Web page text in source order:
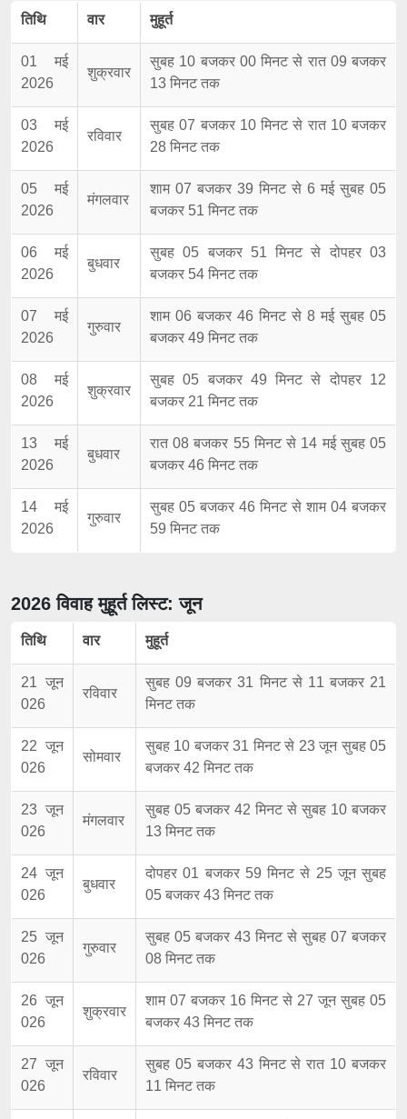
तिथि वार मुहूर्त
01 मई
2026
शुक्रवार
सुबह 10 बजकर 00 मिनट से रात 09 बजकर
13 मिनट तक
03 मई
2026
रविवार
सुबह 07 बजकर 10 मिनट से रात 10 बजकर
28 मिनट तक
05 मई
2026
मंगलवार
शाम 07 बजकर 39 मिनट से 6 मई सुबह 05
बजकर 51 मिनट तक
06 मई
2026
बुधवार
सुबह 05 बजकर 51 मिनट से दोपहर 03
बजकर 54 मिनट तक
07 मई
2026
गुरुवार
शाम 06 बजकर 46 मिनट से 8 मई सुबह 05
बजकर 49 मिनट तक
08 मई
2026
शुक्रवार
सुबह 05 बजकर 49 मिनट से दोपहर 12
बजकर 21 मिनट तक
13 मई
2026
बुधवार
रात 08 बजकर 55 मिनट से 14 मई सुबह 05
बजकर 46 मिनट तक
14 मई
2026
गुरुवार
सुबह 05 बजकर 46 मिनट से शाम 04 बजकर
59 मिनट तक
2026 विवाह मुहूर्त लिस्ट: जून
तिथि वार मुहूर्त
21 जून
026
रविवार
सुबह 09 बजकर 31 मिनट से 11 बजकर 21
मिनट तक
22 जून
026
सोमवार
सुबह 10 बजकर 31 मिनट से 23 जून सुबह 05
बजकर 42 मिनट तक
23 जून
026
मंगलवार
सुबह 05 बजकर 42 मिनट से सुबह 10 बजकर
13 मिनट तक
24 जून
026
बुधवार
दोपहर 01 बजकर 59 मिनट से 25 जून सुबह
05 बजकर 43 मिनट तक
25 जून
026
गुरुवार
सुबह 05 बजकर 43 मिनट से सुबह 07 बजकर
08 मिनट तक
26 जून
026
शुक्रवार
शाम 07 बजकर 16 मिनट से 27 जून सुबह 05
बजकर 43 मिनट तक
27 जून
026
रविवार
सुबह 05 बजकर 43 मिनट से रात 10 बजकर
11 मिनट तक